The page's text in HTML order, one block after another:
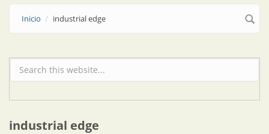
Inicio industrial edge
Formulario de búsqueda
industrial edge